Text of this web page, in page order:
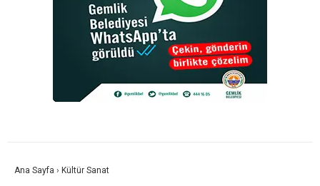
Ana Sayfa › Kültür Sanat